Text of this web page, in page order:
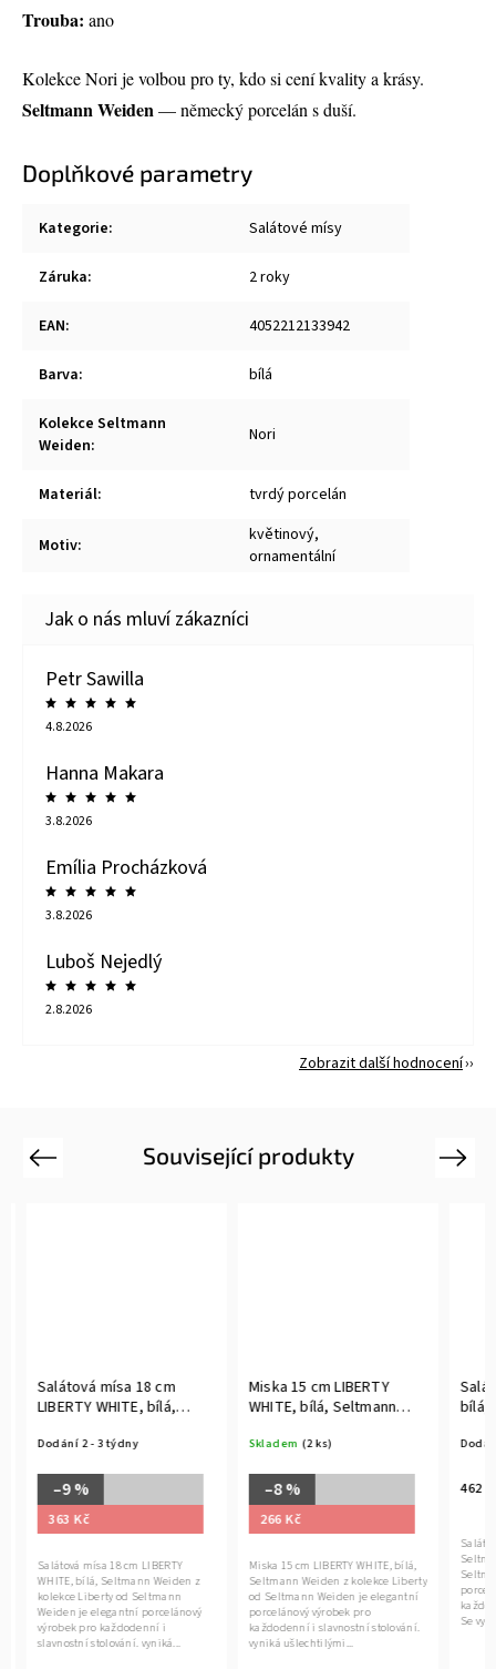
Trouba: ano
Kolekce Nori je volbou pro ty, kdo si cení kvality a krásy.
Seltmann Weiden— německý porcelán s duší.
Doplňkové parametry
Kategorie: Salátové mísy
Záruka: 2 roky
EAN: 4052212133942
Barva: bílá
Kolekce Seltmann
Weiden: Nori
Materiál: tvrdý porcelán
Motiv:
květinový,
ornamentální
Petr Sawilla
4.8.2026
Hanna Makara
3.8.2026
Emília Procházková
3.8.2026
Luboš Nejedlý
2.8.2026
Zobrazit další hodnocení
Související produkty
Previous
Salátová mísa 18 cm
LIBERTY WHITE, bílá,
Dodání 2 - 3 týdny
–9 %
363 Kč
Salátová mísa 18 cm LIBERTY
WHITE, bílá, Seltmann Weiden z
kolekce Liberty od Seltmann
Weiden je elegantní porcelánový
výrobek pro každodenní i
slavnostní stolování. vyniká...
Miska 15 cm LIBERTY
WHITE, bílá, Seltmann
Skladem (2 ks)
–8 %
266 Kč
Miska 15 cm LIBERTY WHITE, bílá,
Seltmann Weiden z kolekce Liberty
od Seltmann Weiden je elegantní
porcelánový výrobek pro
každodenní i slavnostní stolování.
vyniká ušlechtilými...
bílá,
462 Kč
Se
Next